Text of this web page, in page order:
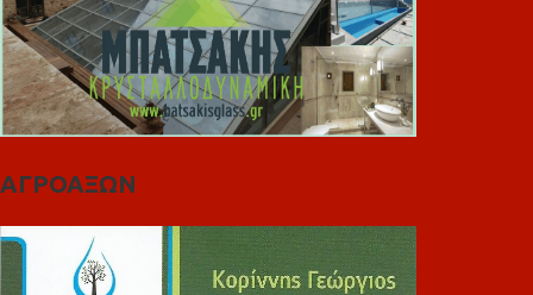
ΑΓΡΟΑΞΩΝ